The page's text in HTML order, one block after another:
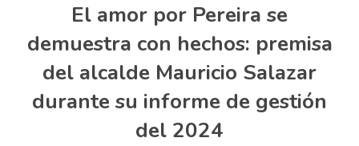
El amor por Pereira se
demuestra con hechos: premisa
del alcalde Mauricio Salazar
durante su informe de gestión
del 2024